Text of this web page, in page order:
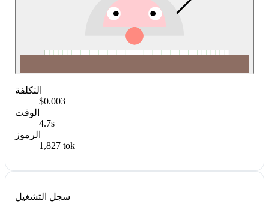
التكلفة
$0.003
الوقت
4.7s
الرموز
1,827 tok
سجل التشغيل